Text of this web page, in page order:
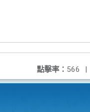
點擊率： 566 |